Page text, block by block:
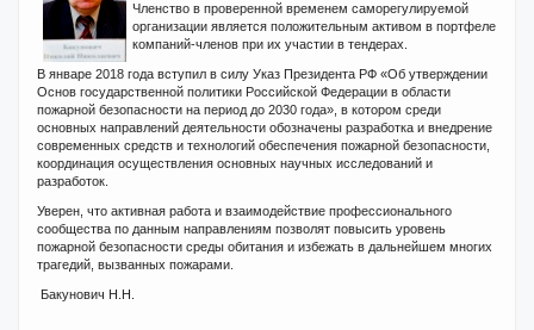
Членство в проверенной временем саморегулируемой
организации является положительным активом в портфеле
компаний-членов при их участии в тендерах.
В январе 2018 года вступил в силу Указ Президента РФ «Об утверждении
Основ государственной политики Российской Федерации в области
пожарной безопасности на период до 2030 года», в котором среди
основных направлений деятельности обозначены разработка и внедрение
современных средств и технологий обеспечения пожарной безопасности,
координация осуществления основных научных исследований и
разработок.
Уверен, что активная работа и взаимодействие профессионального
сообщества по данным направлениям позволят повысить уровень
пожарной безопасности среды обитания и избежать в дальнейшем многих
трагедий, вызванных пожарами.
Бакунович Н.Н.